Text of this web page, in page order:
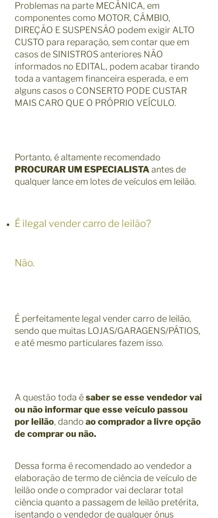
Problemas na parte MECÂNICA, em
componentes como MOTOR, CÂMBIO,
DIREÇÃO E SUSPENSÃO podem exigir ALTO
CUSTO para reparação, sem contar que em
casos de SINISTROS anteriores NÃO
informados no EDITAL, podem acabar tirando
toda a vantagem financeira esperada, e em
alguns casos o CONSERTO PODE CUSTAR
MAIS CARO QUE O PRÓPRIO VEÍCULO.
Portanto, é altamente recomendado
PROCURAR UM ESPECIALISTAantes de
qualquer lance em lotes de veículos em leilão.
É ilegal vender carro de leilão?
Não.
É perfeitamente legal vender carro de leilão,
sendo que muitas LOJAS/GARAGENS/PÁTIOS,
e até mesmo particulares fazem isso.
A questão toda ésaber se esse vendedor vai
ou não informar que esse veículo passou
por leilão, dando ao comprador a livre opção
de comprar ou não.
Dessa forma é recomendado ao vendedor a
elaboração de termo de ciência de veículo de
leilão onde o comprador vai declarar total
ciência quanto a passagem de leilão pretérita,
isentando o vendedor de qualquer ônus